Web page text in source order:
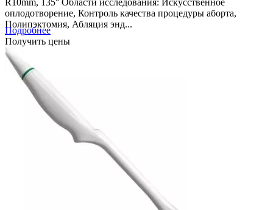
оплодотворение, Контроль качества процедуры аборта,
Полипэктомия, Абляция энд...
Подробнее
Получить цены